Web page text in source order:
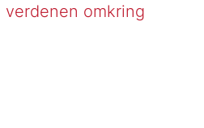
omkring